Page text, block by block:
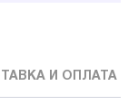
И ОПЛАТА